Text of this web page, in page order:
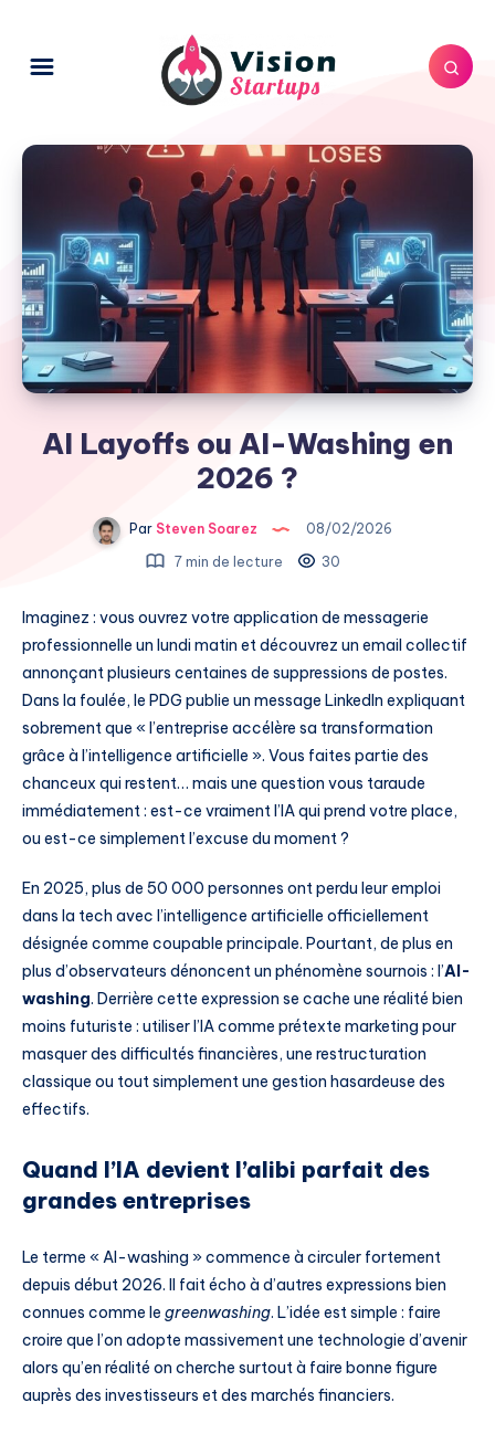
AI Layoffs ou AI-Washing en
2026 ?
ParSteven Soarez
08/02/2026
7 min de lecture
30
Imaginez : vous ouvrez votre application de messagerie
professionnelle un lundi matin et découvrez un email collectif
annonçant plusieurs centaines de suppressions de postes.
Dans la foulée, le PDG publie un message LinkedIn expliquant
sobrement que « l’entreprise accélère sa transformation
grâce à l’intelligence artificielle ». Vous faites partie des
chanceux qui restent… mais une question vous taraude
immédiatement : est-ce vraiment l’IA qui prend votre place,
ou est-ce simplement l’excuse du moment ?
En 2025, plus de 50 000 personnes ont perdu leur emploi
dans la tech avec l’intelligence artificielle officiellement
désignée comme coupable principale. Pourtant, de plus en
plus d’observateurs dénoncent un phénomène sournois : l’AI-
washing. Derrière cette expression se cache une réalité bien
moins futuriste : utiliser l’IA comme prétexte marketing pour
masquer des difficultés financières, une restructuration
classique ou tout simplement une gestion hasardeuse des
effectifs.
Quand l’IA devient l’alibi parfait des
grandes entreprises
Le terme « AI-washing » commence à circuler fortement
depuis début 2026. Il fait écho à d’autres expressions bien
connues comme le greenwashing. L’idée est simple : faire
croire que l’on adopte massivement une technologie d’avenir
alors qu’en réalité on cherche surtout à faire bonne figure
auprès des investisseurs et des marchés financiers.